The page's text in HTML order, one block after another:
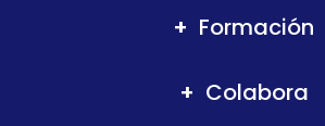
Formación
Colabora